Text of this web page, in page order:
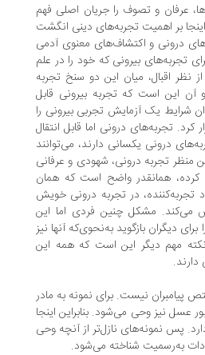
و تصوف را جریان اصلی فهم
اهمیت تجربه‌های دینی انگشت
و اکتشاف‌های معنوی آدمی
بیرونی که خود را در علم
میان این دو سنخ تجربه
است که تجربه بیرونی قابل
یک آزمایش تجربی بیرونی را
درونی اما قابل انتقال
یکسانی دارند، می‌توانند
تجربه درونی، شهودی و عرفانی
واضح است که همان
در تجربه درونی خویش
مشکل چنین فردی اما این
بازگوید به‌نحوی‌که آنها نیز
دیگر این است که همه این
نیست. برای نمونه به مادر
وحی می‌شود. بنابراین اینجا
نازل‌تر از آنچه وحی
شناخته می‌شود.